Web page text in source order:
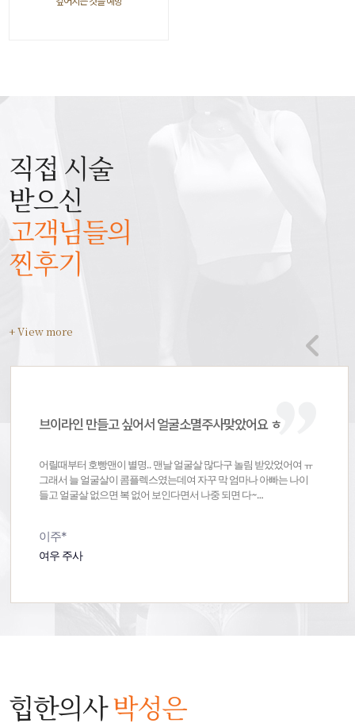
직접 시술
받으신
고객님들의
찐후기
+ View more
브이라인 만들고 싶어서 얼굴소멸주사맞았어요 ㅎ
어릴때부터 호빵맨이 별명.. 맨날 얼굴살 많다구 놀림 받았었어여 ㅠ
그래서 늘 얼굴살이 콤플렉스였는데여 자꾸 막 엄마나 아빠는 나이
들고 얼굴살 없으면 복 없어 보인다면서 나중 되면 다~
ㅠㅠ나중이야 나중 일이고 지금이 중요하잖아여!!! 그래서 엄빠 몰래
이번에 얼굴소멸주사 맞았어여 ㅎㅎ.. 어디서 받아야 하나 고민을
맞았어여 그리고 후기 보면 시술 받은 날 티도 많이 안 난다고
좋아여 물론 부작용도 1도 없구여! 받길 잘한거 같아여!!
이주*
여우 주사
힙한의사박성은